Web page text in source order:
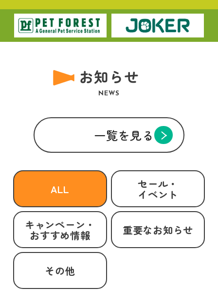
お知らせ
NEWS
一覧を見る
ALL セール・
イベント
キャンペーン・
おすすめ情報 重要なお知らせ
その他